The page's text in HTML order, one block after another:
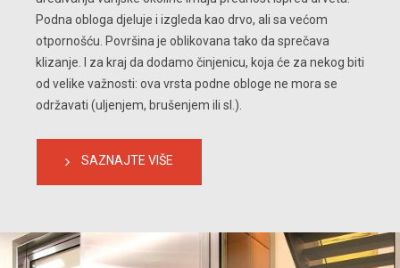
Podna obloga djeluje i izgleda kao drvo, ali sa većom
otpornošću. Površina je oblikovana tako da sprečava
klizanje. I za kraj da dodamo činjenicu, koja će za nekog biti
od velike važnosti: ova vrsta podne obloge ne mora se
održavati (uljenjem, brušenjem ili sl.).
SAZNAJTE VIŠE